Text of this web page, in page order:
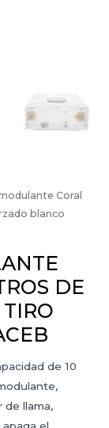
Coral
blanco
DE
de 10
de llama,
el